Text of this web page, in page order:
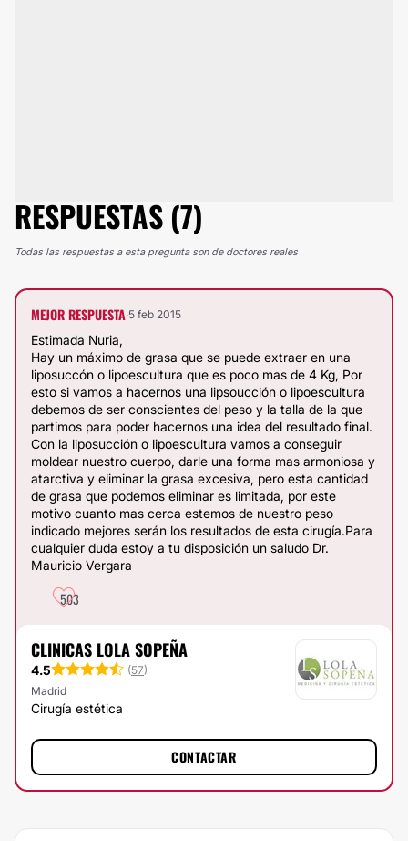
RESPUESTAS (7)
Todas las respuestas a esta pregunta son de doctores reales
MEJOR RESPUESTA·5 feb 2015
Estimada Nuria,
Hay un máximo de grasa que se puede extraer en una
liposuccón o lipoescultura que es poco mas de 4 Kg, Por
esto si vamos a hacernos una lipsoucción o lipoescultura
debemos de ser conscientes del peso y la talla de la que
partimos para poder hacernos una idea del resultado final.
Con la liposucción o lipoescultura vamos a conseguir
moldear nuestro cuerpo, darle una forma mas armoniosa y
atarctiva y eliminar la grasa excesiva, pero esta cantidad
de grasa que podemos eliminar es limitada, por este
motivo cuanto mas cerca estemos de nuestro peso
indicado mejores serán los resultados de esta cirugía.Para
cualquier duda estoy a tu disposición un saludo Dr.
Mauricio Vergara
503
CLINICAS LOLA SOPEÑA
4.5 (57)
Madrid
Cirugía estética
CONTACTAR